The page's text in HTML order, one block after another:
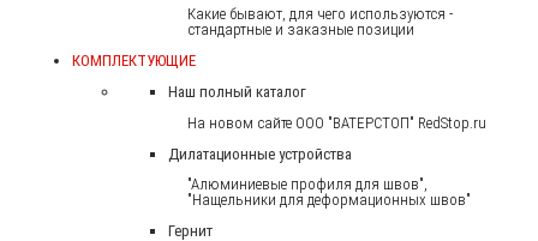
Какие бывают, для чего используются -
стандартные и заказные позиции
КОМПЛЕКТУЮЩИЕ
Наш полный каталог
На новом сайте ООО "ВАТЕРСТОП" RedStop.ru
Дилатационные устройства
"Алюминиевые профиля для швов",
"Нащельники для деформационных швов"
Гернит